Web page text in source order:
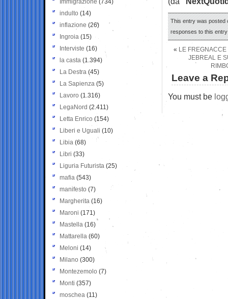
This entry was posted
responses to this
« LE
JEBREAL E
Leave a
You must be
Immigrazione (734)
indulto (14)
inflazione (26)
Ingroia (15)
Interviste (16)
la casta (1.394)
La Destra (45)
La Sapienza (5)
Lavoro (1.316)
LegaNord (2.411)
Letta Enrico (154)
Liberi e Uguali (10)
Libia (68)
Libri (33)
Liguria Futurista (25)
mafia (543)
manifesto (7)
Margherita (16)
Maroni (171)
Mastella (16)
Mattarella (60)
Meloni (14)
Milano (300)
Montezemolo (7)
Monti (357)
moschea (11)